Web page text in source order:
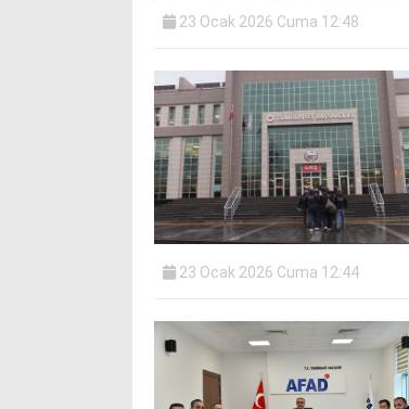
23 Ocak 2026 Cuma 12:48
23 Ocak 2026 Cuma 12:44